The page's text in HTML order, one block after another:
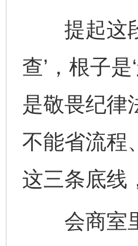
提起这段
查’，根子
是敬畏纪律
不能省流程
这三条底线
会商室里